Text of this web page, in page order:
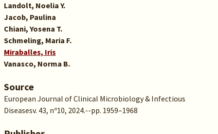
Landolt, Noelia Y.
Jacob, Paulina
Chiani, Yosena T.
Schmeling, Maria F.
Miraballes, Iris
Vanasco, Norma B.
Source
European Journal of Clinical Microbiology & Infectious
Diseasesv. 43, nº10, 2024.--pp. 1959–1968